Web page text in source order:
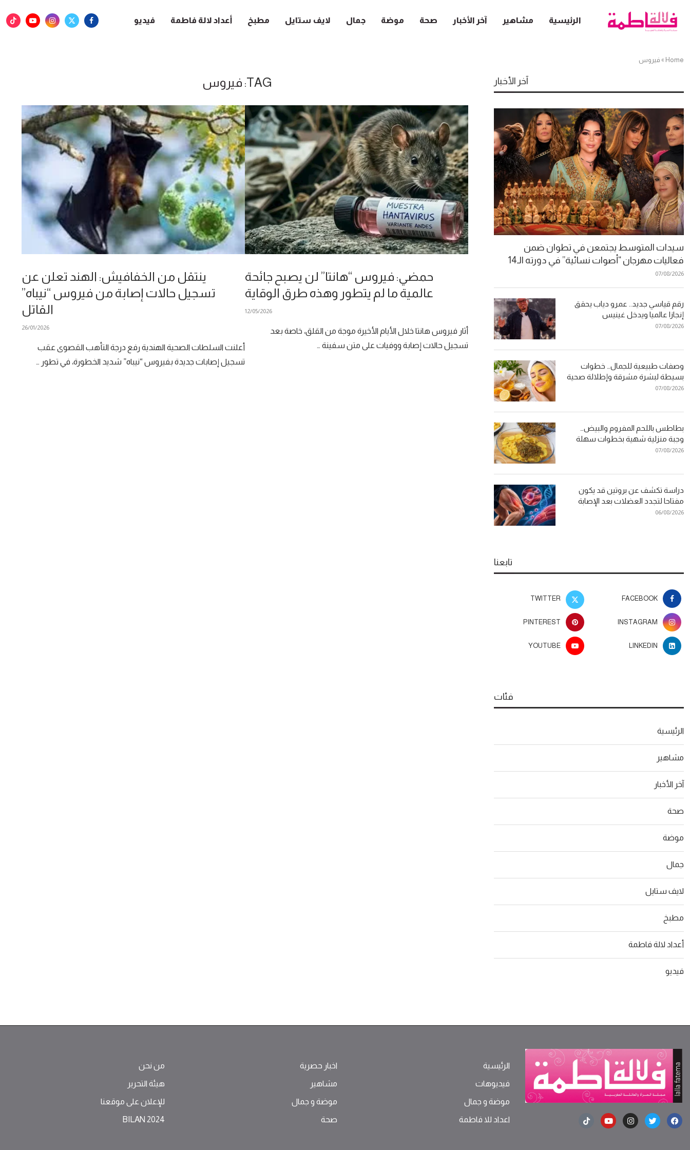
الرئيسية مشاهير آخر الأخبار صحة موضة جمال لايف ستايل مطبخ أعداد لالة فاطمة فيديو
Home
» فيروس
TAG: فيروس
حمضي: فيروس “هانتا” لن يصبح جائحة
عالمية ما لم يتطور وهذه طرق الوقاية
12/05/2026
أثار فيروس هانتا خلال الأيام الأخيرة موجة من القلق، خاصة بعد
تسجيل حالات إصابة ووفيات على متن سفينة …
ينتقل من الخفافيش: الهند تعلن عن
تسجيل حالات إصابة من فيروس “نيباه”
القاتل
26/01/2026
أعلنت السلطات الصحية الهندية رفع درجة التأهب القصوى عقب
تسجيل إصابات جديدة بفيروس “نيباه” شديد الخطورة، في تطور …
آخر الأخبار
سيدات المتوسط يجتمعن في تطوان ضمن
فعاليات مهرجان “أصوات نسائية” في دورته الـ14
07/08/2026
رقم قياسي جديد.. عمرو دياب يحقق
إنجازا عالميا ويدخل غينيس
07/08/2026
وصفات طبيعية للجمال… خطوات
بسيطة لبشرة مشرقة وإطلالة صحية
07/08/2026
بطاطس باللحم المفروم والبيض…
وجبة منزلية شهية بخطوات سهلة
07/08/2026
دراسة تكشف عن بروتين قد يكون
مفتاحا لتجدد العضلات بعد الإصابة
06/08/2026
تابعنا
FACEBOOK
TWITTER
INSTAGRAM
PINTEREST
LINKEDIN
YOUTUBE
فئات
الرئيسية
مشاهير
آخر الأخبار
صحة
موضة
جمال
لايف ستايل
مطبخ
أعداد لالة فاطمة
فيديو
الرئيسية
فيديوهات
موضة ‫و‬ ‫‬‫جمال‬
اعداد للا فاطمة
اخبار حصرية
مشاهير
موضة ‫و‬ ‫‬‫جمال‬
صحة
من نحن
هيئة التحرير
للإعلان على موقعنا
BILAN 2024